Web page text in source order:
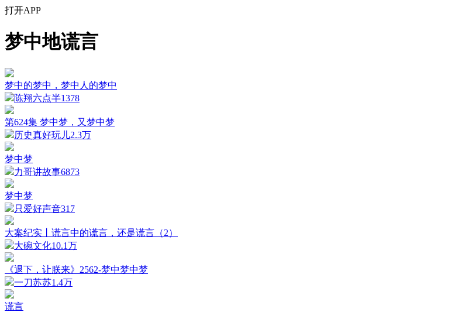
打开APP
梦中地谎言
梦中的梦中，梦中人的梦中
陈翔六点半1378
第624集 梦中梦，又梦中梦
历史真好玩儿2.3万
梦中梦
力哥讲故事6873
梦中梦
只爱好声音317
大案纪实丨谎言中的谎言，还是谎言（2）
大碗文化10.1万
《退下，让朕来》2562-梦中梦中梦
一刀苏苏1.4万
谎言